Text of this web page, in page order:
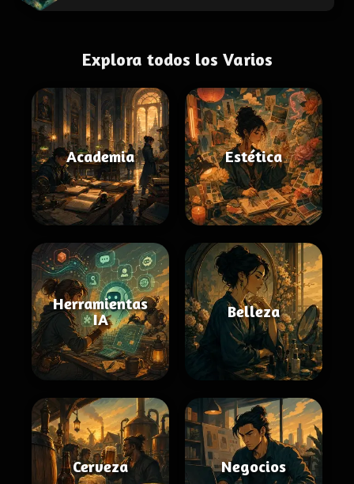
Explora todos los Varios
Academia Estética
Herramientas
IA
Belleza
Cerveza Negocios